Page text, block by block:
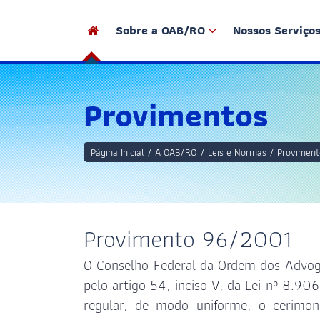
Sobre a OAB/RO
Institucional
Institucional
Diretoria e
Setores
Instalações
Linha do
OAB
Regimento
Eleições 2024
Leis e Normas
Legislação
Desagravos
Instruções
Portarias
Provimentos
Resoluções
Relatórios de Gestão
Nossos Serviços
Serviços
Ao Público
Tesouraria
Projeto AcelerAÇÃO
Peticionamento
Eletrônico
Imprensa
Provimentos
Página Inicial / A OAB/RO / Leis e Normas /
Provimento 96/2001
O Conselho Federal da Ordem dos
pelo artigo 54, inciso V, da Lei nº
regular, de modo uniforme, o